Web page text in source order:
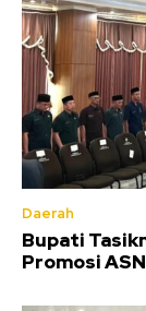
Daerah
Bupati
Promosi